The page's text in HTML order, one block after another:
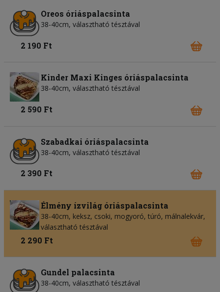
Oreos óriáspalacsinta
38-40cm, választható tésztával
2 190 Ft
Kinder Maxi Kinges óriáspalacsinta
38-40cm, választható tésztával
2 590 Ft
Szabadkai óriáspalacsinta
38-40cm, választható tésztával
2 390 Ft
Élmény ízvilág óriáspalacsinta
38-40cm, keksz, csoki, mogyoró, túró, málnalekvár,
választható tésztával
2 290 Ft
Gundel palacsinta
38-40cm, választható tésztával